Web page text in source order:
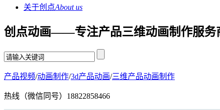
关于创点About us
创点动画——专注产品三维动画制作服务
产品视频/动画制作/3d产品动画/三维产品动画制作
热线（微信同号） 18822858466